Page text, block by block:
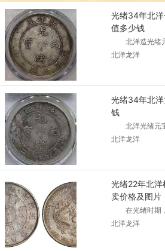
光绪34年北
值多少钱
北洋造光绪元
北洋龙洋
光绪34年北
钱
北洋光绪元宝
北洋龙洋
光绪22年北洋
卖价格及图片
在光绪时期，
北洋龙洋